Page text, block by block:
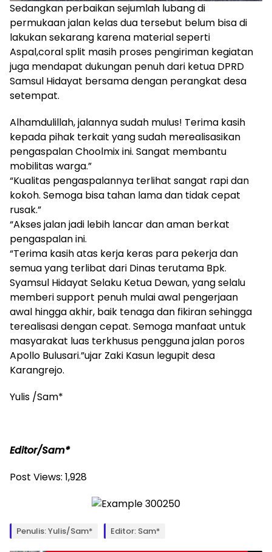
Sedangkan perbaikan sejumlah lubang di
permukaan jalan kelas dua tersebut belum bisa di
lakukan sekarang karena material seperti
Aspal,coral split masih proses pengiriman kegiatan
juga mendapat dukungan penuh dari ketua DPRD
Samsul Hidayat bersama dengan perangkat desa
setempat.
Alhamdulillah, jalannya sudah mulus! Terima kasih
kepada pihak terkait yang sudah merealisasikan
pengaspalan Choolmix ini. Sangat membantu
mobilitas warga.”
“Kualitas pengaspalannya terlihat sangat rapi dan
kokoh. Semoga bisa tahan lama dan tidak cepat
rusak.”
“Akses jalan jadi lebih lancar dan aman berkat
pengaspalan ini.
“Terima kasih atas kerja keras para pekerja dan
semua yang terlibat dari Dinas terutama Bpk.
Syamsul Hidayat Selaku Ketua Dewan, yang selalu
memberi support penuh mulai awal pengerjaan
awal hingga akhir, baik tenaga dan fikiran sehingga
terealisasi dengan cepat. Semoga manfaat untuk
masyarakat luas terkhusus pengguna jalan poros
Apollo Bulusari.”ujar Zaki Kasun legupit desa
Karangrejo.
Yulis /Sam*
Editor/Sam*
Post Views: 1,928
Penulis: Yulis/Sam* Editor: Sam*